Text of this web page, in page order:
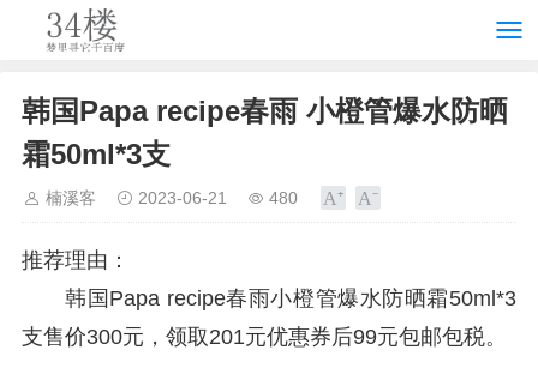
韩国Papa recipe春雨 小橙管爆水防晒
霜50ml*3支
楠溪客 2023-06-21 480
推荐理由：
韩国Papa recipe春雨小橙管爆水防晒霜50ml*3
支售价300元，领取201元优惠券后99元包邮包税。